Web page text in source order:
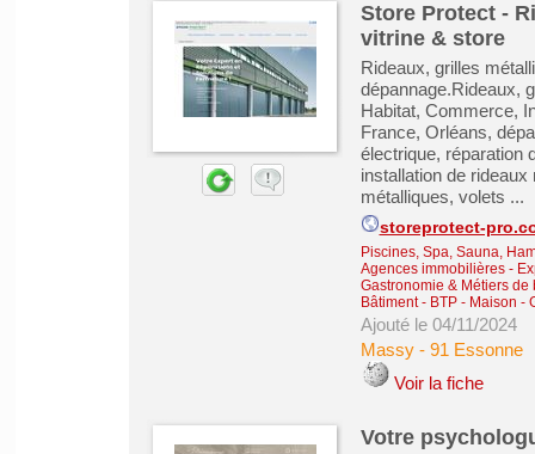
Store Protect -
vitrine & store
Rideaux, grilles
dépannage.Rideaux,
Habitat, Commerce,
France, Orléans,
électrique, réparation
installation de
métalliques, volets ...
storeprotect-
Piscines, Spa, Sauna,
Agences immobilières -
Gastronomie & Métiers de
Bâtiment - BTP - Maison
Ajouté le 04/11/2024
Massy- 91 Essonne
Voir la fiche
Votre